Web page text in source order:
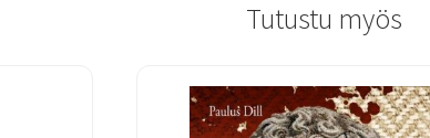
Tutustu myös